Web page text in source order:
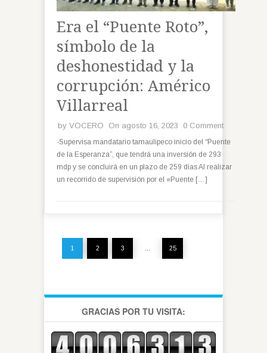
Era el “Puente Roto”,
símbolo de la
deshonestidad y la
corrupción: Américo
Villarreal
by VOCERO On agosto 16, 2023 0 Comment
-Supervisa mandatario tamaulipeco inicio del “Puente
de la Esperanza”, que tendrá una inversión de 293
mdp y se concluirá en un plazo de 259 días Al realizar
un recorrido de supervisión por el «Puente […]
1 2 3 25
GRACIAS POR TU VISITA: